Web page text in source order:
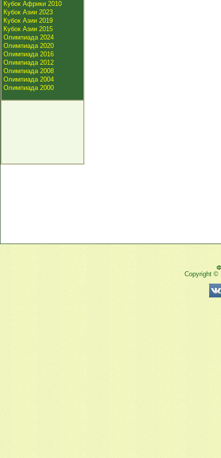
Кубок Африки 2010
Кубок Азии 2023
Кубок Азии 2019
Кубок Азии 2015
Олимпиада 2024
Олимпиада 2020
Олимпиада 2016
Олимпиада 2012
Олимпиада 2008
Олимпиада 2004
Олимпиада 2000
Copyright ©